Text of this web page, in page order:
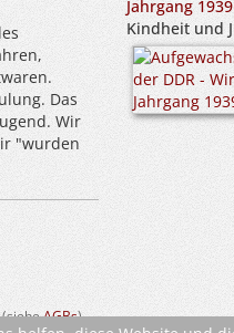
Das
Wir
"wurden
(sieheAGBs)
Jahrgang 1939
Kindheit und